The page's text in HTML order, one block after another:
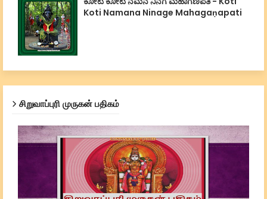
Koti Namana Ninage Mahagaṇapati
சிறுவாப்புரி முருகன் பதிகம்